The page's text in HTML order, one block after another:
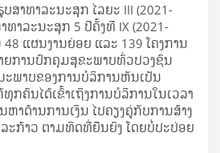
ສາທາລະນະສຸກ ໄລຍະ III (2021-
າລະນະສຸກ 5 ປີຄັ້ງທີ IX (2021-
48 ແຜນງານຍ່ອຍ ແລະ 139 ໂຄງການ
ການປົກຄຸມສຸຂະພາບທົ່ວປວງຊົນ
ພາບຂອງການບໍລິການຫັນເປັນ
ຄົນໄດ້ເຂົ້າເຖິງການບໍລິການໃນເວລາ
ຫາດ້ານການເງິນ ໄປຄຽງຄູ່ກັບການສ້າງ
ລະກ້າວ ຕາມທິດທີ່ຍືນຍົງ ໂດຍບໍ່ປະປ່ອຍ